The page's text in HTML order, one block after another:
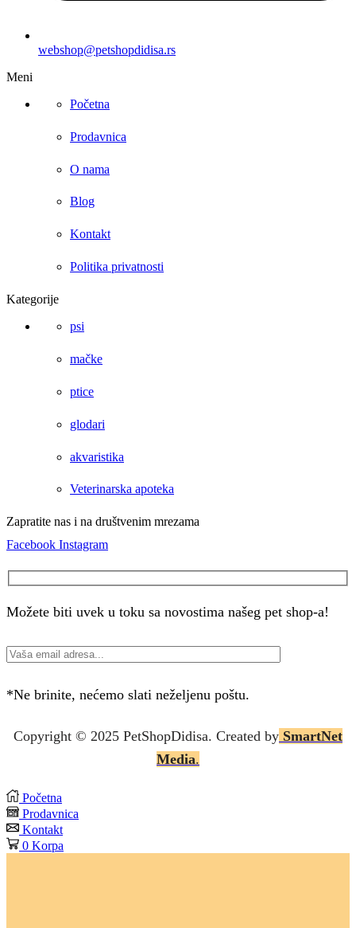
webshop@petshopdidisa.rs
Meni
Početna
Prodavnica
O nama
Blog
Kontakt
Politika privatnosti
Kategorije
psi
mačke
ptice
glodari
akvaristika
Veterinarska apoteka
Zapratite nas i na društvenim mrezama
Facebook Instagram
Možete biti uvek u toku sa novostima našeg pet shop-a!
*Ne brinite, nećemo slati neželjenu poštu.
Copyright © 2025 PetShopDidisa. Created by SmartNet
Media.
Početna
Prodavnica
Kontakt
0 Korpa